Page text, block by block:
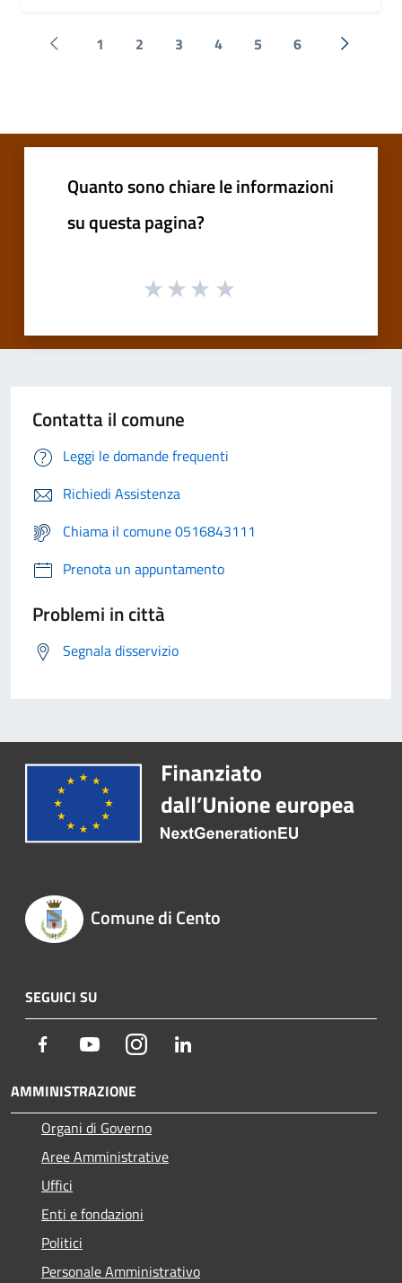
Pagina precedente
1 2 3 4 5 6
Quanto sono chiare le informazioni
su questa pagina?
Contatta il comune
Leggi le domande frequenti
Richiedi Assistenza
Chiama il comune 0516843111
Prenota un appuntamento
Problemi in città
Segnala disservizio
Comune di Cento
SEGUICI SU
Facebook YoutubeInstagram
AMMINISTRAZIONE
Organi di Governo
Aree Amministrative
Uffici
Enti e fondazioni
Politici
Personale Amministrativo